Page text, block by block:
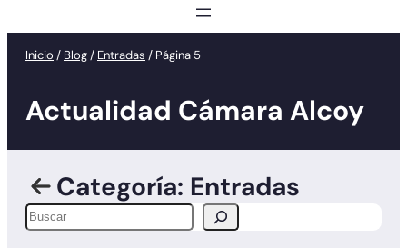
Inicio / Blog/ Entradas / Página 5
Actualidad Cámara Alcoy
Categoría: Entradas
Buscar